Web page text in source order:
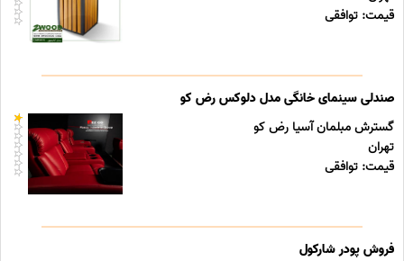
قیمت: توافقی
صندلی سینمای خانگی مدل دلوکس رض کو
گسترش مبلمان آسیا رض کو
تهران
قیمت: توافقی
فروش پودر شارکول